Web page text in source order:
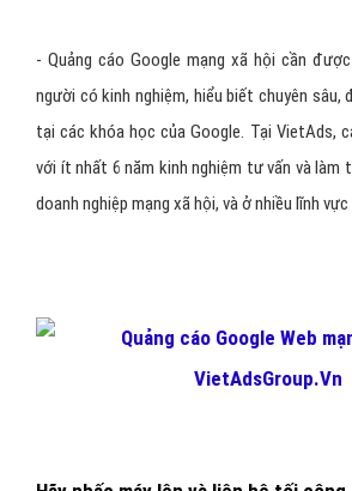
- Quảng cáo Google mạng xã hội cần
người có kinh nghiệm, hiểu biết chuyên
tại các khóa học của Google. Tại VietAds,
với ít nhất 6 năm kinh nghiệm tư vấn và làm
doanh nghiệp mạng xã hội, và ở nhiều lĩnh vực